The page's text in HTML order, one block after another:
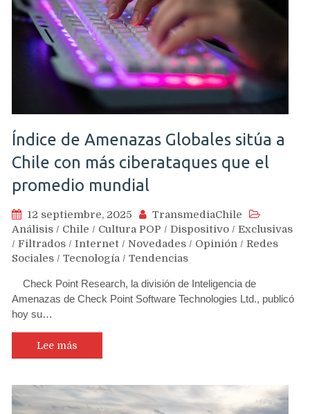
Índice de Amenazas Globales sitúa a
Chile con más ciberataques que el
promedio mundial
12 septiembre, 2025
TransmediaChile
Análisis / Chile / Cultura POP / Dispositivo / Exclusivas
/ Filtrados / Internet / Novedades / Opinión / Redes
Sociales / Tecnología / Tendencias
Check Point Research, la división de Inteligencia de
Amenazas de Check Point Software Technologies Ltd., publicó
hoy su…
Lee más